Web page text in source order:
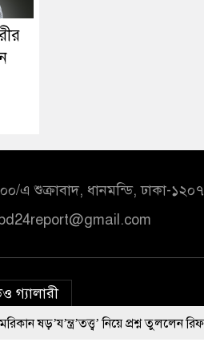
এ শুক্রাবাদ, ধানমন্ডি, ঢাকা-১২০৭
গ্যালারী
নিয়ে প্রশ্ন তুললেন রিফাত